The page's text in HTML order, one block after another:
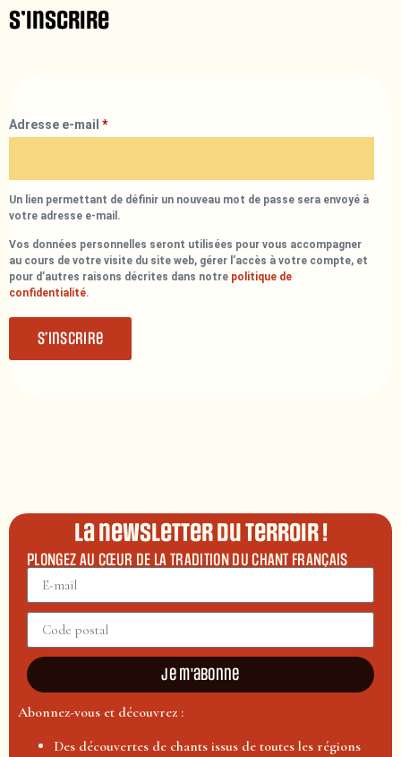
S’inscrire
Adresse e-mail *
Un lien permettant de définir un nouveau mot de passe sera envoyé à
votre adresse e-mail.
Vos données personnelles seront utilisées pour vous accompagner
au cours de votre visite du site web, gérer l’accès à votre compte, et
pour d’autres raisons décrites dans notre politique de
confidentialité.
S’inscrire
La newsletter du terroir !
PLONGEZ AU CŒUR DE LA TRADITION DU CHANT FRANÇAIS
Je m'abonne
Abonnez-vous et découvrez :
Des découvertes de chants issus de toutes les régions